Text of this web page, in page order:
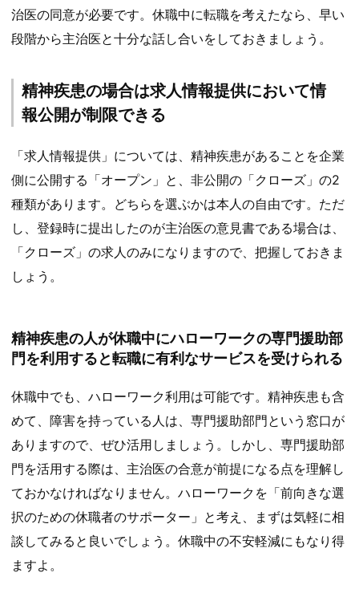
治医の同意が必要です。休職中に転職を考えたなら、早い
段階から主治医と十分な話し合いをしておきましょう。
精神疾患の場合は求人情報提供において情
報公開が制限できる
「求人情報提供」については、精神疾患があることを企業
側に公開する「オープン」と、非公開の「クローズ」の2
種類があります。どちらを選ぶかは本人の自由です。ただ
し、登録時に提出したのが主治医の意見書である場合は、
「クローズ」の求人のみになりますので、把握しておきま
しょう。
精神疾患の人が休職中にハローワークの専門援助部
門を利用すると転職に有利なサービスを受けられる
休職中でも、ハローワーク利用は可能です。精神疾患も含
めて、障害を持っている人は、専門援助部門という窓口が
ありますので、ぜひ活用しましょう。しかし、専門援助部
門を活用する際は、主治医の合意が前提になる点を理解し
ておかなければなりません。ハローワークを「前向きな選
択のための休職者のサポーター」と考え、まずは気軽に相
談してみると良いでしょう。休職中の不安軽減にもなり得
ますよ。